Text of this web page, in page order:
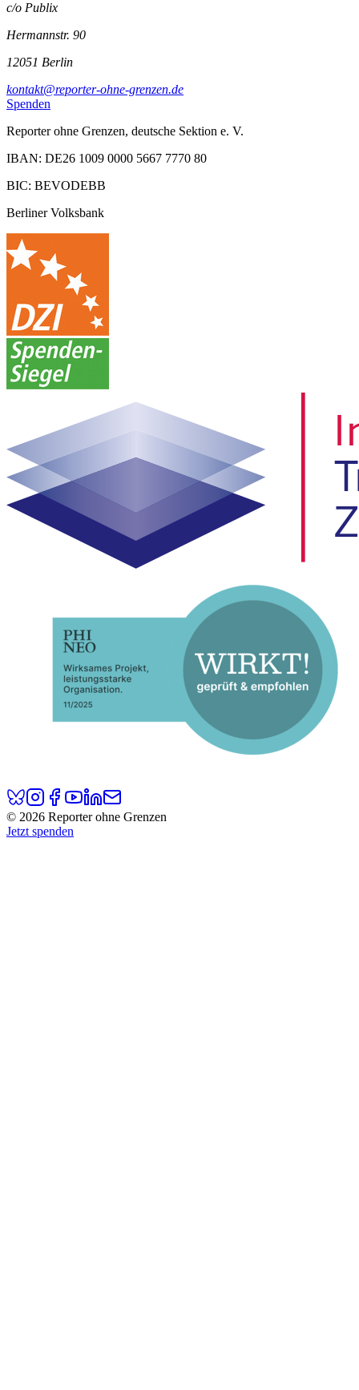
c/o Publix
Hermannstr. 90
12051 Berlin
kontakt@reporter-ohne-grenzen.de
Spenden
Reporter ohne Grenzen, deutsche Sektion e. V.
IBAN: DE26 1009 0000 5667 7770 80
BIC: BEVODEBB
Berliner Volksbank
© 2026 Reporter ohne Grenzen
Jetzt spenden